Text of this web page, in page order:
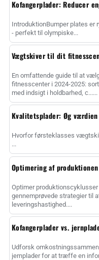
Kofangerplader: Reducer
IntroduktionBumper plates er
- perfekt til olympiske...
Vægtskiver til dit
En omfattende guide til at
fitnesscenter i 2024-2025:
med indsigt i holdbarhed, c......
Kvalitetsplader: Øg
Hvorfor førsteklasses
...
Optimering af
Optimer
gennemprøvede strategier til
leveringshastighed....
Kofangerplader vs.
Udforsk
jernplader for at træffe en